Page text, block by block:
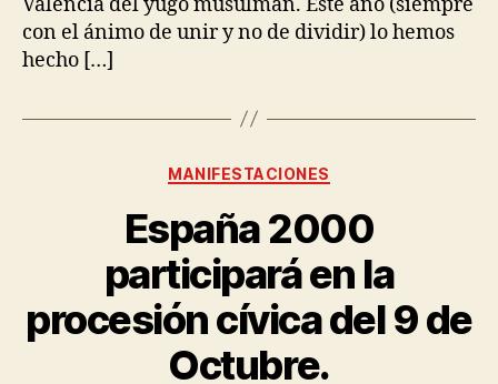
con el ánimo de unir y no de dividir) lo hemos
hecho […]
MANIFESTACIONES
España 2000
participará en la
procesión cívica del 9 de
Octubre.